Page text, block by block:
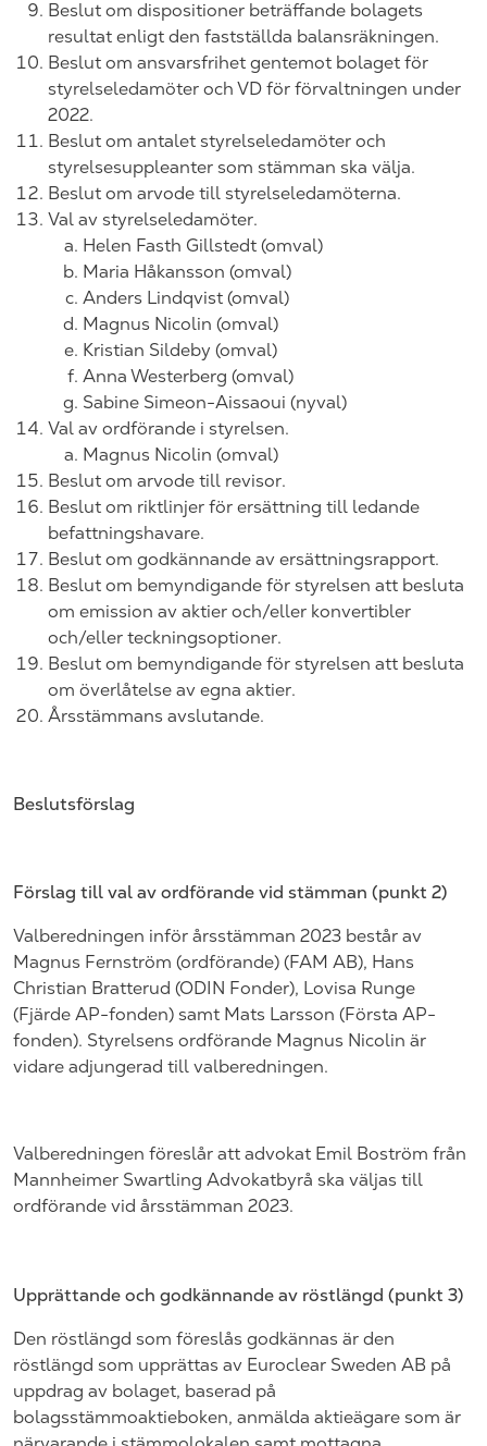
Beslut om dispositioner beträffande bolagets
resultat enligt den fastställda balansräkningen.
Beslut om ansvarsfrihet gentemot bolaget för
styrelseledamöter och VD för förvaltningen under
2022.
Beslut om antalet styrelseledamöter och
styrelsesuppleanter som stämman ska välja.
Beslut om arvode till styrelseledamöterna.
Val av styrelseledamöter.
Helen Fasth Gillstedt (omval)
Maria Håkansson (omval)
Anders Lindqvist (omval)
Magnus Nicolin (omval)
Kristian Sildeby (omval)
Anna Westerberg (omval)
Sabine Simeon-Aissaoui (nyval)
Val av ordförande i styrelsen.
Magnus Nicolin (omval)
Beslut om arvode till revisor.
Beslut om riktlinjer för ersättning till ledande
befattningshavare.
Beslut om godkännande av ersättningsrapport.
Beslut om bemyndigande för styrelsen att besluta
om emission av aktier och/eller konvertibler
och/eller teckningsoptioner.
Beslut om bemyndigande för styrelsen att besluta
om överlåtelse av egna aktier.
Årsstämmans avslutande.
Beslutsförslag
Förslag till val av ordförande vid stämman (punkt 2)
Valberedningen inför årsstämman 2023 består av
Magnus Fernström (ordförande) (FAM AB), Hans
Christian Bratterud (ODIN Fonder), Lovisa Runge
(Fjärde AP-fonden) samt Mats Larsson (Första AP-
fonden). Styrelsens ordförande Magnus Nicolin är
vidare adjungerad till valberedningen.
Valberedningen föreslår att advokat Emil Boström från
Mannheimer Swartling Advokatbyrå ska väljas till
ordförande vid årsstämman 2023.
Upprättande och godkännande av röstlängd (punkt 3)
Den röstlängd som föreslås godkännas är den
röstlängd som upprättas av Euroclear Sweden AB på
uppdrag av bolaget, baserad på
bolagsstämmoaktieboken, anmälda aktieägare som är